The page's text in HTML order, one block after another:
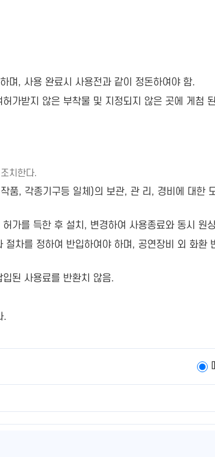
며, 사용 완료시 사용전과 같이 정돈하여야 함.
가받지 않은 부착물 및 지정되지 않은 곳에 게첨
치한다.
품, 각종기구등 일체)의 보관, 관 리, 경비에 대
가를 득한 후 설치, 변경하여 사용종료와 동시 원
차를 정하여 반입하여야 하며, 공연장비 외 화
된 사용료를 반환치 않음.
.